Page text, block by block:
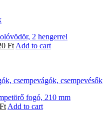
2 hengerrel
Ft Add to cart
csempevágók, csempevésők
fogó, 210 mm
Ft Add to cart